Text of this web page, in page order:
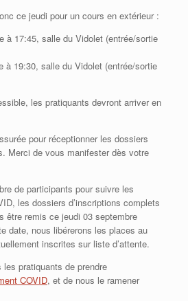
ce jeudi pour un cours en extérieur :
à 17:45, salle du Vidolet (entrée/sortie
à 19:30, salle du Vidolet (entrée/sortie
les pratiquants devront arriver en
pour réceptionner les dossiers
Merci de vous manifester dès votre
de participants pour suivre les
les dossiers d’inscriptions complets
être remis ce jeudi 03 septembre
date, nous libérerons les places au
inscrites sur liste d’attente.
pratiquants de prendre
COVID, et de nous le ramener